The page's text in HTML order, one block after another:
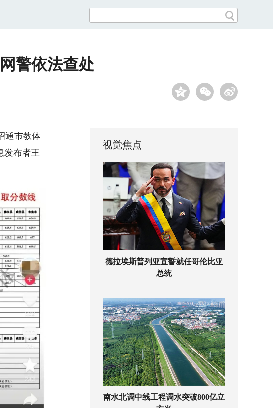
警依法查处
通市教体
发布者王
视觉焦点
德拉埃斯普列亚宣誓就任哥伦比亚
总统
南水北调中线工程调水突破800亿立